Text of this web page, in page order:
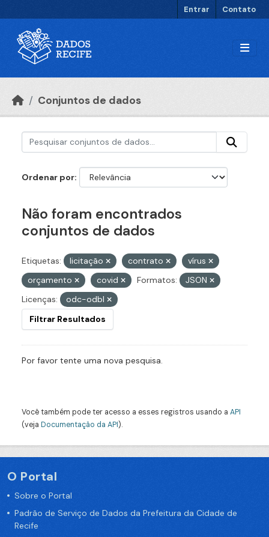
Entrar Contato
Conjuntos de dados
Ordenar por
Não foram encontrados
conjuntos de dados
Etiquetas: licitação contrato
vírus
orçamento
covid Formatos:
JSON
Licenças:
odc-odbl
Filtrar Resultados
Por favor tente uma nova pesquisa.
Você também pode ter acesso a esses registros usando a API
(veja Documentação da API).
O Portal
Sobre o Portal
Padrão de Serviço de Dados da Prefeitura da Cidade de
Recife